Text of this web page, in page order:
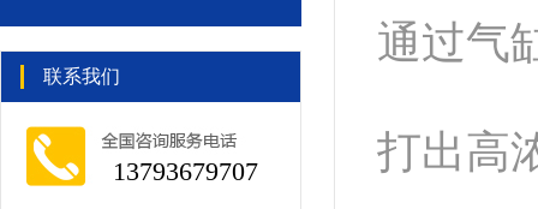
联系我们
13793679707
通过气
打出高